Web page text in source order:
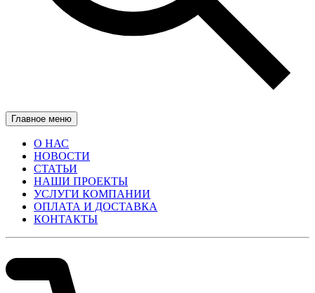
Главное меню
О НАС
НОВОСТИ
СТАТЬИ
НАШИ ПРОЕКТЫ
УСЛУГИ КОМПАНИИ
ОПЛАТА И ДОСТАВКА
КОНТАКТЫ